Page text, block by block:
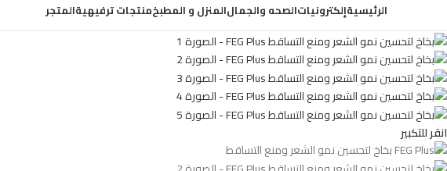
الرئيسيةإلكترونياتالصحه والجمالالمنزل و المطبخمنتجات ترفيهيةالمتجر
انقر للتكبير